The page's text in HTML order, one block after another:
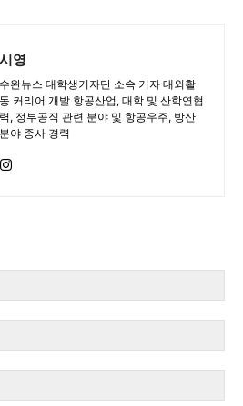
시영
수완뉴스 대학생기자단 소속 기자 대외활
동 커리어 개발 항공산업, 대학 및 산학연협
력, 정부공직 관련 분야 및 항공우주, 방산
분야 종사 경력
름
:*
자
우
사